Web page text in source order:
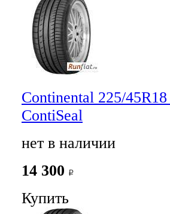
Continental 225/
ContiSeal
нет в наличии
14 300
Купить